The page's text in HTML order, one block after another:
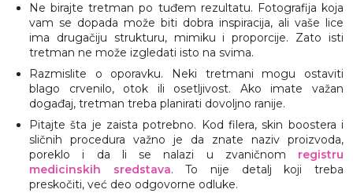
Ne birajte tretman po tuđem rezultatu. Fotografija koja
vam se dopada može biti dobra inspiracija, ali vaše lice
ima drugačiju strukturu, mimiku i proporcije. Zato isti
tretman ne može izgledati isto na svima.
Razmislite o oporavku. Neki tretmani mogu ostaviti
blago crvenilo, otok ili osetljivost. Ako imate važan
događaj, tretman treba planirati dovoljno ranije.
Pitajte šta je zaista potrebno. Kod filera, skin boostera i
sličnih procedura važno je da znate naziv proizvoda,
poreklo i da li se nalazi u zvaničnom registru
medicinskih sredstava. To nije detalj koji treba
preskočiti, već deo odgovorne odluke.